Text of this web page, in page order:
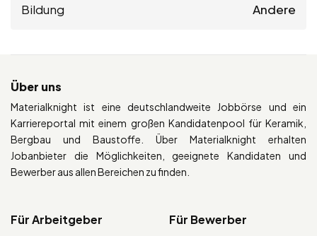
Bildung Andere
Über uns
Materialknight ist eine deutschlandweite Jobbörse und ein
Karriereportal mit einem großen Kandidatenpool für Keramik,
Bergbau und Baustoffe. Über Materialknight erhalten
Jobanbieter die Möglichkeiten, geeignete Kandidaten und
Bewerber aus allen Bereichen zu finden.
Für Arbeitgeber Für Bewerber